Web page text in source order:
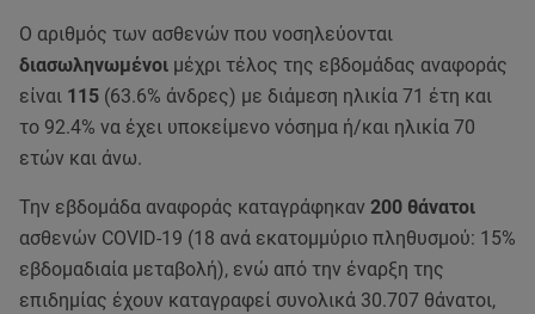
Ο αριθμός των ασθενών που νοσηλεύονται
διασωληνωμένοι μέχρι τέλος της εβδομάδας αναφοράς
είναι 115 (63.6% άνδρες) με διάμεση ηλικία 71 έτη και
το 92.4% να έχει υποκείμενο νόσημα ή/και ηλικία 70
ετών και άνω.
Την εβδομάδα αναφοράς καταγράφηκαν 200 θάνατοι
ασθενών COVID-19 (18 ανά εκατομμύριο πληθυσμού: 15%
εβδομαδιαία μεταβολή), ενώ από την έναρξη της
επιδημίας έχουν καταγραφεί συνολικά 30.707 θάνατοι,